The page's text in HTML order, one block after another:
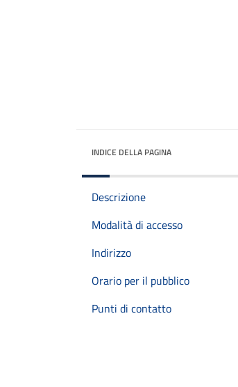
INDICE DELLA PAGINA
Descrizione
Modalità di accesso
Indirizzo
Orario per il pubblico
Punti di contatto